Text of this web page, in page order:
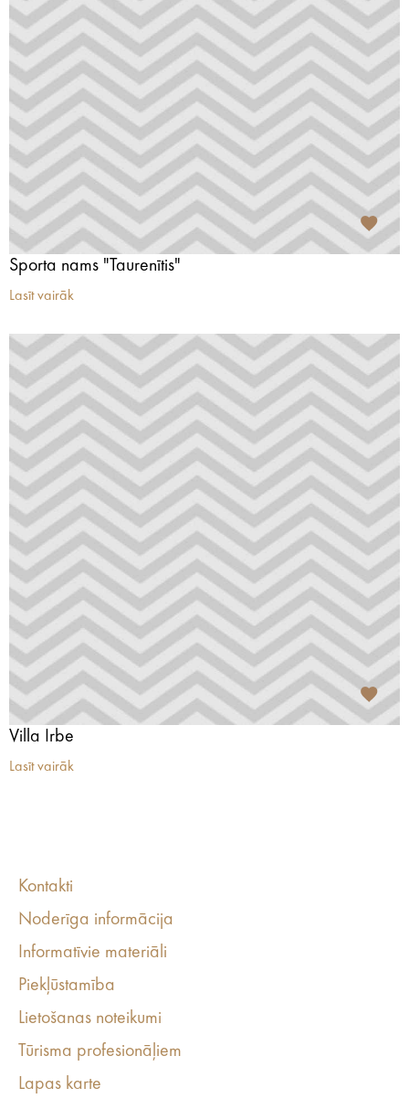
Sporta nams "Taurenītis"
Lasīt vairāk
Villa Irbe
Lasīt vairāk
Kontakti
Noderīga informācija
Informatīvie materiāli
Piekļūstamība
Lietošanas noteikumi
Tūrisma profesionāļiem
Lapas karte